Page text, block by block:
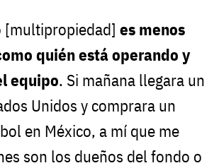
[multipropiedad] es menos
quién está operando y
equipo. Si mañana llegara un
Unidos y comprara un
en México, a mí que me
son los dueños del fondo o